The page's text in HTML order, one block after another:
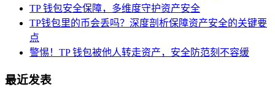
TP 钱包安全保障，多维度守护资产安全
TP钱包里的币会丢吗？深度剖析保障资产安全的关键要
点
警惕！TP 钱包被他人转走资产，安全防范刻不容缓
最近发表